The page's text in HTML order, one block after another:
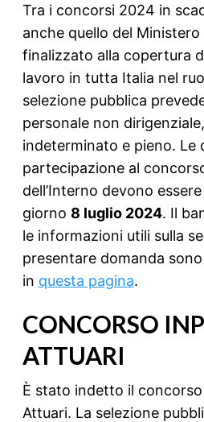
Tra i concorsi 2024 in
anche quello del Ministero
finalizzato alla copertura
lavoro in tutta Italia nel
selezione pubblica
personale non
indeterminato e pieno. Le
partecipazione al
dell’Interno devono
giorno 8 luglio 2024. Il
le informazioni utili sulla
presentare domanda
in questa pagina.
CONCORSO
ATTUARI
È stato indetto il concorso
Attuari. La selezione